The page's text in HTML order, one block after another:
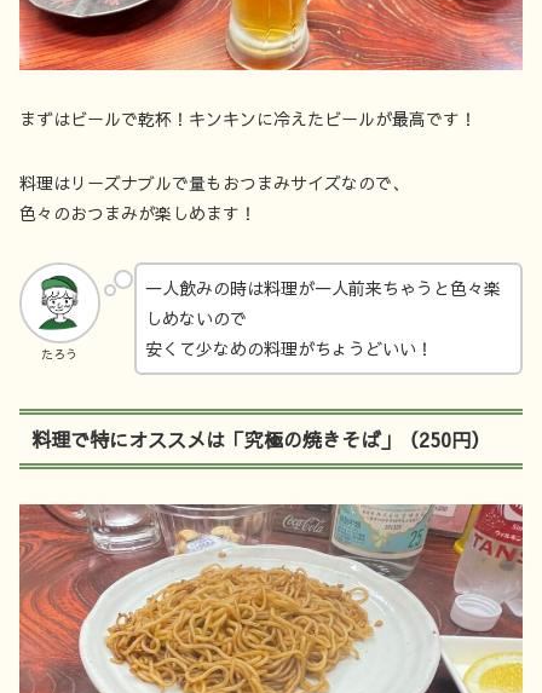
まずはビールで乾杯！キンキンに冷えたビールが最高です！
料理はリーズナブルで量もおつまみサイズなので、
色々のおつまみが楽しめます！
たろう
一人飲みの時は料理が一人前来ちゃうと色々楽
しめないので
安くて少なめの料理がちょうどいい！
料理で特にオススメは「究極の焼きそば」（250円）